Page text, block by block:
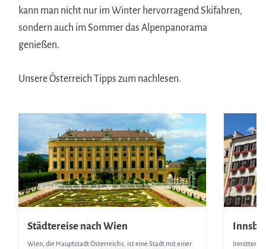
kann man nicht nur im Winter hervorragend Skifahren,
sondern auch im Sommer das Alpenpanorama
genießen.
Unsere Österreich Tipps zum nachlesen.
Städtereise nach Wien
Wien, die Hauptstadt Österreichs, ist eine Stadt mit einer Inmitten